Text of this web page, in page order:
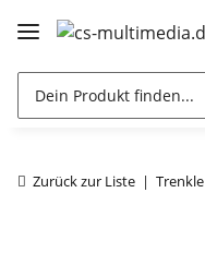
Zurück zur Liste Trenkle